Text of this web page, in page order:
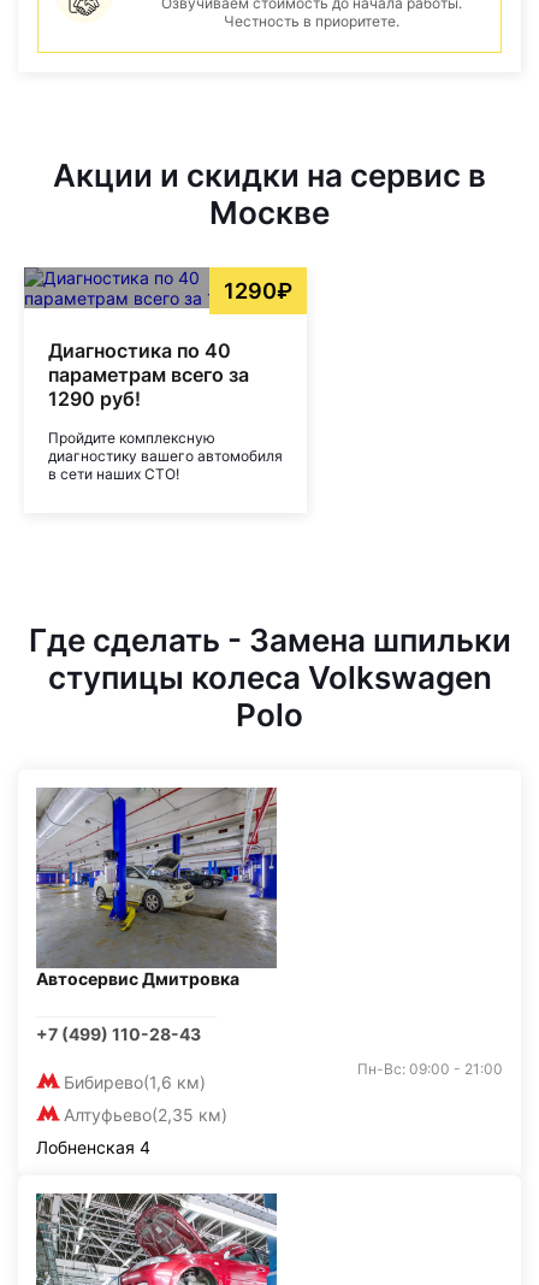
Честность в приоритете.
Акции и скидки на сервис в
Москве
1290₽
Диагностика по 40
параметрам всего за
1290 руб!
Пройдите комплексную
диагностику вашего автомобиля
в сети наших СТО!
Где сделать - Замена шпильки
ступицы колеса Volkswagen
Polo
Автосервис Дмитровка
+7 (499) 110-28-43
Бибирево(1,6 км)
Алтуфьево(2,35 км)
Пн-Вс: 09:00 - 21:00
Лобненская 4